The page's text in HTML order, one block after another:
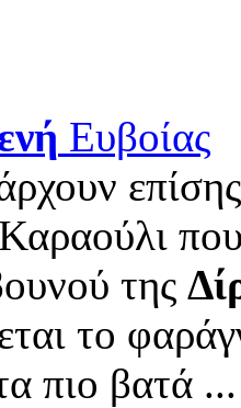
Ευβοίας
της
το
πιο βατά ...